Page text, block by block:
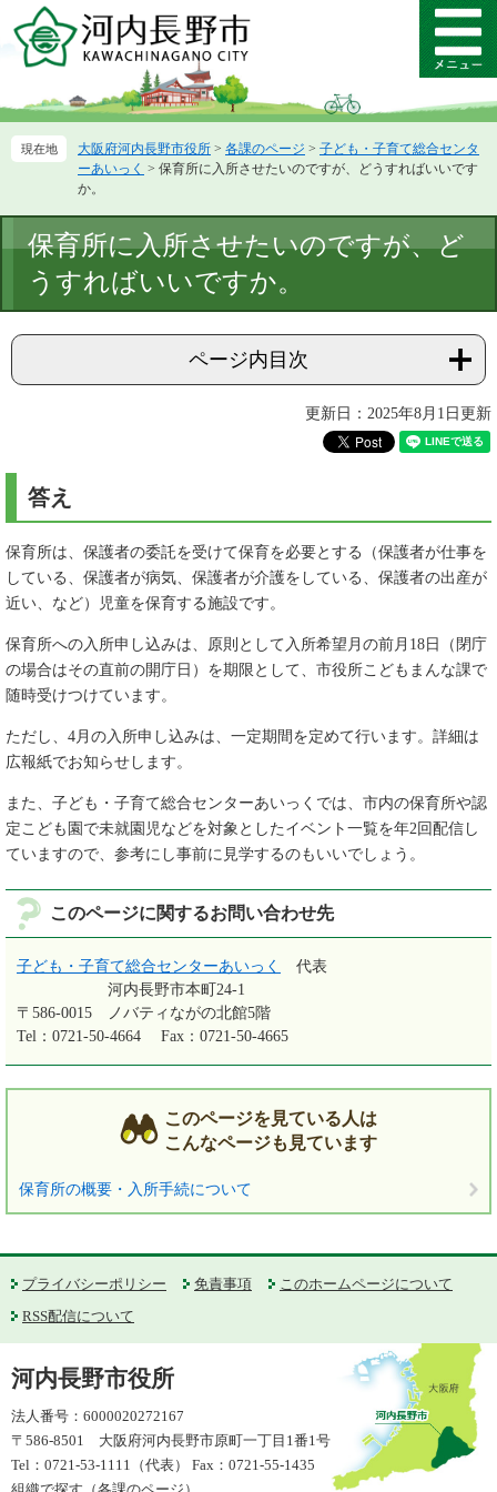
ー
先
ニ
を
本
文
メ
ニ
ー
大阪府河内長野市役所 > 各課のページ > 子ども・子育て総合センタ
ーあいっく > 保育所に入所させたいのですが、どうすればいいです
か。
文
保育所に入所させたいのですが、ど
うすればいいですか。
ページ内目次
更新日：2025年8月1日更新
答え
保育所は、保護者の委託を受けて保育を必要とする（保護者が仕事を
している、保護者が病気、保護者が介護をしている、保護者の出産が
近い、など）児童を保育する施設です。
保育所への入所申し込みは、原則として入所希望月の前月18日（閉庁
の場合はその直前の開庁日）を期限として、市役所こどもまんな課で
随時受けつけています。
ただし、4月の入所申し込みは、一定期間を定めて行います。詳細は
広報紙でお知らせします。
また、子ども・子育て総合センターあいっくでは、市内の保育所や認
定こども園で未就園児などを対象としたイベント一覧を年2回配信し
ていますので、参考にし事前に見学するのもいいでしょう。
このページに関するお問い合わせ先
子ども・子育て総合センターあいっく 代表
〒586-0015
河内長野市本町24-1
ノバティながの北館5階
Tel：0721-50-4664
Fax：0721-50-4665
このページを見ている人は
こんなページも見ています
保育所の概要・入所手続について
プライバシーポリシー 免責事項
このホームページについて
RSS配信について
河内長野市役所
法人番号：6000020272167
〒586-8501 大阪府河内長野市原町一丁目1番1号
Tel：0721-53-1111（代表） Fax：0721-55-1435